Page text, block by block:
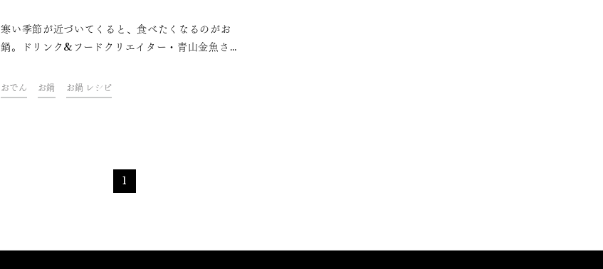
寒い季節が近づいてくると、食べたくなるのがお
鍋。ドリンク&フードクリエイター・青山金魚さん
を楽しめる定番鍋レシピをご紹介します。家族皆と
夕食で、友達と家飲みで、時には一人鍋で、色々な
おでん お鍋 お鍋 レシピ
1